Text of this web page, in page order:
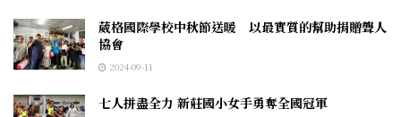
葳格國際學校中秋節送暖 以最實質的幫助捐贈聾人
協會
2024-09-11
七人拼盡全力 新莊國小女手勇奪全國冠軍